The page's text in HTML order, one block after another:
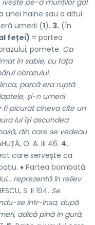
ivește pe-a munților gol
unei haine sau a altui
umerii (1). 3. (În
feței) = partea
pomete. Ca
în sabie, cu fața
obrazului.
parcă era ruptă
și-n umerii
fi picurat cineva cîte un
lui își ascundea
din care se vedeau
O. A. III 46. 4.
care servește ca
♦ Partea bombată
reprezentă în reliev
S. II 194. Se
se într-însa, după
adică pînă în gură,